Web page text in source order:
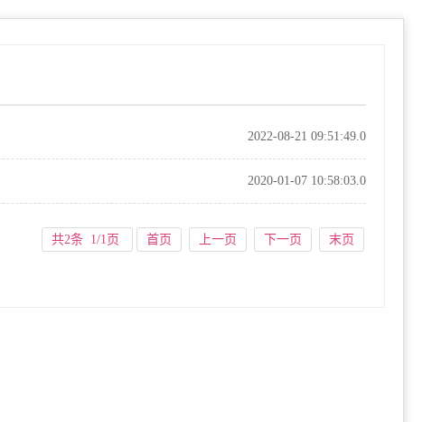
2022-08-21 09:51:49.0
2020-01-07 10:58:03.0
共2条 1/1页 首页 上一页 下一页 末页